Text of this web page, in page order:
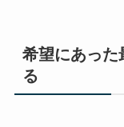
希望にあった
る